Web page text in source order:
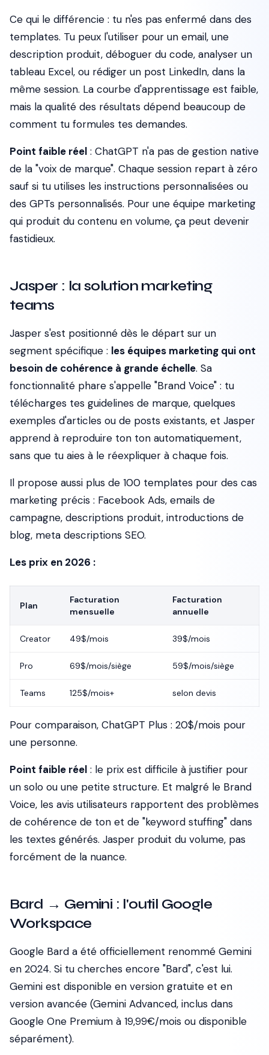
Ce qui le différencie : tu n'es pas enfermé dans des
templates. Tu peux l'utiliser pour un email, une
description produit, déboguer du code, analyser un
tableau Excel, ou rédiger un post LinkedIn, dans la
même session. La courbe d'apprentissage est faible,
mais la qualité des résultats dépend beaucoup de
comment tu formules tes demandes.
Point faible réel : ChatGPT n'a pas de gestion native
de la "voix de marque". Chaque session repart à zéro
sauf si tu utilises les instructions personnalisées ou
des GPTs personnalisés. Pour une équipe marketing
qui produit du contenu en volume, ça peut devenir
fastidieux.
Jasper : la solution marketing
teams
Jasper s'est positionné dès le départ sur un
segment spécifique : les équipes marketing qui ont
besoin de cohérence à grande échelle. Sa
fonctionnalité phare s'appelle "Brand Voice" : tu
télécharges tes guidelines de marque, quelques
exemples d'articles ou de posts existants, et Jasper
apprend à reproduire ton ton automatiquement,
sans que tu aies à le réexpliquer à chaque fois.
Il propose aussi plus de 100 templates pour des cas
marketing précis : Facebook Ads, emails de
campagne, descriptions produit, introductions de
blog, meta descriptions SEO.
Les prix en 2026 :
Plan
Facturation
mensuelle
Facturation
annuelle
Creator 49$/mois 39$/mois
Pro 69$/mois/siège 59$/mois/siège
Teams 125$/mois+ selon devis
Pour comparaison, ChatGPT Plus : 20$/mois pour
une personne.
Point faible réel : le prix est difficile à justifier pour
un solo ou une petite structure. Et malgré le Brand
Voice, les avis utilisateurs rapportent des problèmes
de cohérence de ton et de "keyword stuffing" dans
les textes générés. Jasper produit du volume, pas
forcément de la nuance.
Bard → Gemini : l'outil Google
Workspace
Google Bard a été officiellement renommé Gemini
en 2024. Si tu cherches encore "Bard", c'est lui.
Gemini est disponible en version gratuite et en
version avancée (Gemini Advanced, inclus dans
Google One Premium à 19,99€/mois ou disponible
séparément).